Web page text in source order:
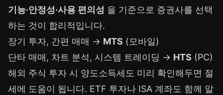
기능·안정성·사용 편의성 을 기준으로 증권사를 선택
하는 것이 합리적입니다.
장기 투자, 간편 매매 → MTS (모바일)
단타 매매, 차트 분석, 시스템 트레이딩 → HTS (PC)
해외 주식 투자 시 양도소득세도 미리 확인해두면 절
세에 도움이 됩니다. ETF 투자나 ISA 계좌도 함께 알